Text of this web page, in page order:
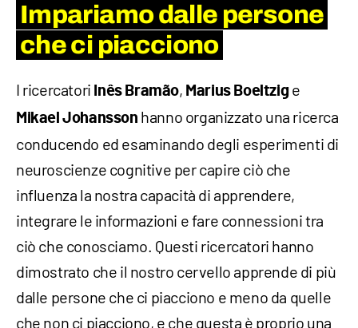
Impariamo dalle persone
che ci piacciono
I ricercatori Inês Bramão, Marius Boeltzige
Mikael Johansson hanno organizzato una ricerca
conducendo ed esaminando degli esperimenti di
neuroscienze cognitive per capire ciò che
influenza la nostra capacità di apprendere,
integrare le informazioni e fare connessioni tra
ciò che conosciamo. Questi ricercatori hanno
dimostrato che il nostro cervello apprende di più
dalle persone che ci piacciono e meno da quelle
che non ci piacciono, e che questa è proprio una